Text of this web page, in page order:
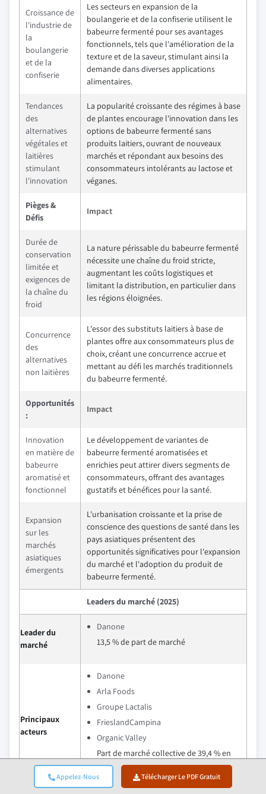
Appelez-Nous Télécharger Le PDF Gratuit
Croissance de
l'industrie de
la
boulangerie
et de la
confiserie
Les secteurs en expansion de la
boulangerie et de la confiserie utilisent le
babeurre fermenté pour ses avantages
fonctionnels, tels que l'amélioration de la
texture et de la saveur, stimulant ainsi la
demande dans diverses applications
alimentaires.
Tendances
des
alternatives
végétales et
laitières
stimulant
l'innovation
La popularité croissante des régimes à base
de plantes encourage l'innovation dans les
options de babeurre fermenté sans
produits laitiers, ouvrant de nouveaux
marchés et répondant aux besoins des
consommateurs intolérants au lactose et
véganes.
Pièges &
Défis
Impact
Durée de
conservation
limitée et
exigences de
la chaîne du
froid
La nature périssable du babeurre fermenté
nécessite une chaîne du froid stricte,
augmentant les coûts logistiques et
limitant la distribution, en particulier dans
les régions éloignées.
Concurrence
des
alternatives
non laitières
L'essor des substituts laitiers à base de
plantes offre aux consommateurs plus de
choix, créant une concurrence accrue et
mettant au défi les marchés traditionnels
du babeurre fermenté.
Opportunités
:
Impact
Innovation
en matière de
babeurre
aromatisé et
fonctionnel
Le développement de variantes de
babeurre fermenté aromatisées et
enrichies peut attirer divers segments de
consommateurs, offrant des avantages
gustatifs et bénéfices pour la santé.
Expansion
sur les
marchés
asiatiques
émergents
L'urbanisation croissante et la prise de
conscience des questions de santé dans les
pays asiatiques présentent des
opportunités significatives pour l'expansion
du marché et l'adoption du produit de
babeurre fermenté.
Leaders du marché (2025)
Leader du
marché
Danone
13,5 % de part de marché
Principaux
acteurs
Danone
Arla Foods
Groupe Lactalis
FrieslandCampina
Organic Valley
Part de marché collective de 39,4 % en
2025